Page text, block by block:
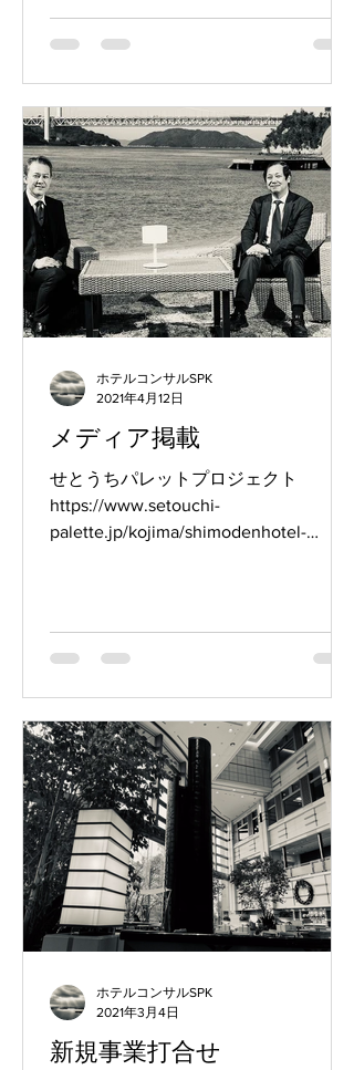
メディア掲載
せとうちパレットプロジェクト
https://www.setouchi-
palette.jp/kojima/shimodenhotel-
ホテルコンサルSPK
2021年4月12日
新規事業打合せ
ホテルコンサルSPK
2021年3月4日